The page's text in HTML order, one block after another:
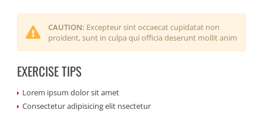
CAUTION: Excepteur sint occaecat cupidatat non
proident, sunt in culpa qui officia deserunt mollit anim
EXERCISE TIPS
Lorem ipsum dolor sit amet
Consectetur adipisicing elit nsectetur